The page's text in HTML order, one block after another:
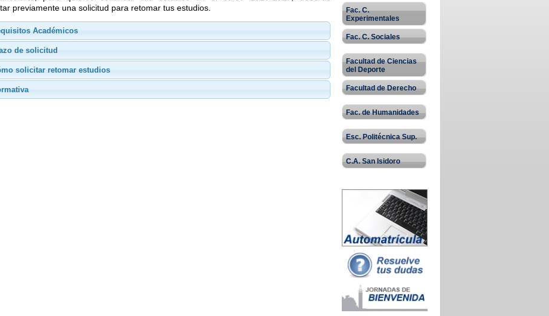
previamente una solicitud para retomar tus estudios.
Académicos
de solicitud
solicitar retomar estudios
Fac. C.
Experimentales
Fac. C. Sociales
Facultad de Ciencias
del Deporte
Facultad de Derecho
Fac. de Humanidades
Esc. Politécnica Sup.
C.A. San Isidoro